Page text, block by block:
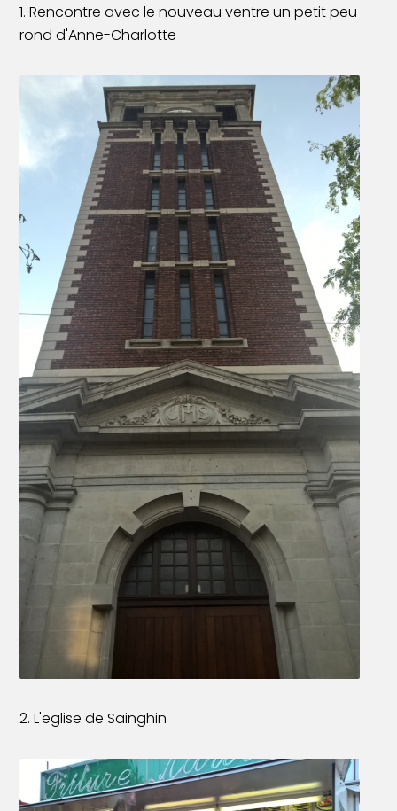
1. Rencontre avec le nouveau ventre un petit peu
rond d'Anne-Charlotte
2. L'eglise de Sainghin